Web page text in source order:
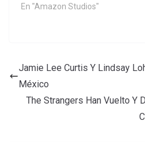
En "Amazon Studios"
Jamie Lee Curtis Y Lindsay
México
The Strangers Han Vuelto Y